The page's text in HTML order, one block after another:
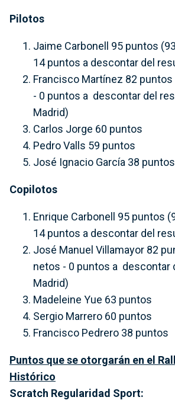
Pilotos
Jaime Carbonell 95 puntos
14 puntos a descontar del
Francisco Martínez 82
- 0 puntos a descontar del
Madrid)
Carlos Jorge 60 puntos
Pedro Valls 59 puntos
José Ignacio García 38 puntos
Copilotos
Enrique Carbonell 95 puntos
14 puntos a descontar del
José Manuel Villamayor 82
netos - 0 puntos a descontar
Madrid)
Madeleine Yue 63 puntos
Sergio Marrero 60 puntos
Francisco Pedrero 38 puntos
Puntos que se otorgarán en el
Histórico
Scratch Regularidad Sport: